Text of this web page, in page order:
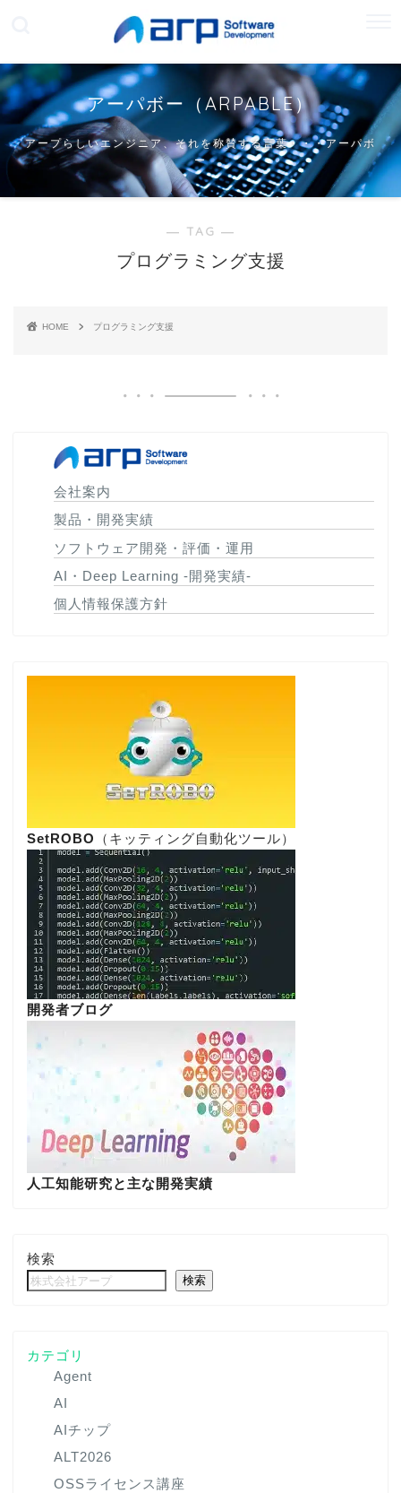
アーパボー（ARPABLE）
アープらしいエンジニア、それを称賛する言葉・・・アーパボ
ー
― TAG ―
プログラミング支援
HOME プログラミング支援
会社案内
製品・開発実績
ソフトウェア開発・評価・運用
AI・Deep Learning -開発実績-
個人情報保護方針
SetROBO （キッティング自動化ツール）
開発者ブログ
人工知能研究と主な開発実績
検索
検索
カテゴリ
Agent
AI
AIチップ
ALT2026
OSSライセンス講座